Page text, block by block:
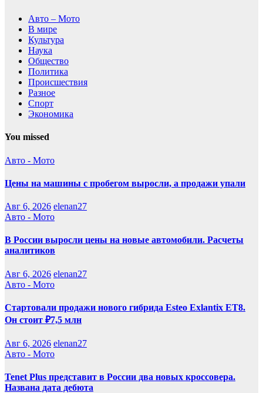
Авто – Мото
В мире
Культура
Наука
Общество
Политика
Происшествия
Разное
Спорт
Экономика
You missed
Авто - Мото
Цены на машины с пробегом выросли, а продажи упали
Авг 6, 2026 elenan27
Авто - Мото
В России выросли цены на новые автомобили. Расчеты
аналитиков
Авг 6, 2026 elenan27
Авто - Мото
Стартовали продажи нового гибрида Esteo Exlantix ET8.
Он стоит ₽7,5 млн
Авг 6, 2026 elenan27
Авто - Мото
Tenet Plus представит в России два новых кроссовера.
Названа дата дебюта